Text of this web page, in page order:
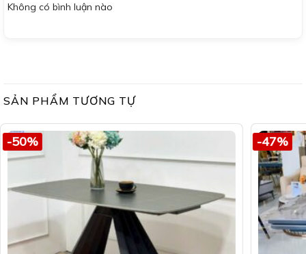
Không có bình luận nào
SẢN PHẨM TƯƠNG TỰ
-50% -47%